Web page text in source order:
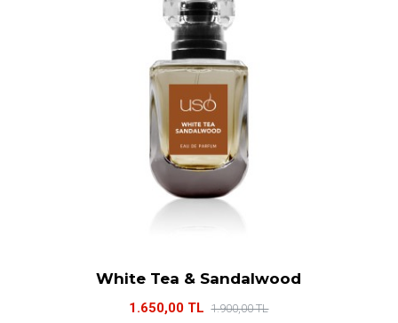
White Tea & Sandalwood
1.650,00 TL 1.900,00 TL